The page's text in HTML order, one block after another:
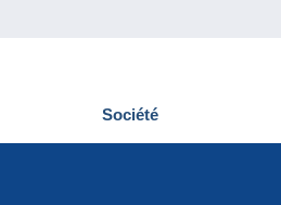
Société
Qui sommes-nous